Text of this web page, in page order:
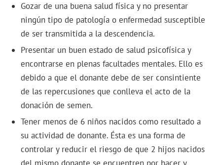
Gozar de una buena salud física y no presentar
ningún tipo de patología o enfermedad susceptible
de ser transmitida a la descendencia.
Presentar un buen estado de salud psicofísica y
encontrarse en plenas facultades mentales. Ello es
debido a que el donante debe de ser consintiente
de las repercusiones que conlleva el acto de la
donación de semen.
Tener menos de 6 niños nacidos como resultado a
su actividad de donante. Ésta es una forma de
controlar y reducir el riesgo de que 2 hijos nacidos